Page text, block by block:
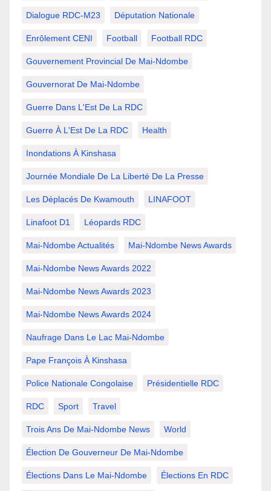
Dialogue RDC-M23 Députation Nationale
Enrôlement CENI Football Football RDC
Gouvernement Provincial De Mai-Ndombe
Gouvernorat De Mai-Ndombe
Guerre Dans L'Est De La RDC
Guerre À L'Est De La RDC Health
Inondations À Kinshasa
Journée Mondiale De La Liberté De La Presse
Les Déplacés De Kwamouth LINAFOOT
Linafoot D1 Léopards RDC
Mai-Ndombe Actualités Mai-Ndombe News Awards
Mai-Ndombe News Awards 2022
Mai-Ndombe News Awards 2023
Mai-Ndombe News Awards 2024
Naufrage Dans Le Lac Mai-Ndombe
Pape François À Kinshasa
Police Nationale Congolaise Présidentielle RDC
RDC Sport Travel
Trois Ans De Mai-Ndombe News World
Élection De Gouverneur De Mai-Ndombe
Élections Dans Le Mai-Ndombe Élections En RDC